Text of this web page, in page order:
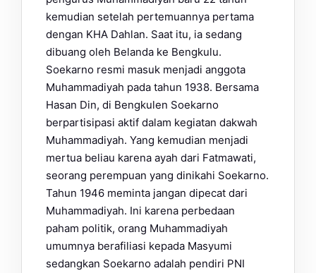
kemudian setelah pertemuannya pertama
dengan KHA Dahlan. Saat itu, ia sedang
dibuang oleh Belanda ke Bengkulu.
Soekarno resmi masuk menjadi anggota
Muhammadiyah pada tahun 1938. Bersama
Hasan Din, di Bengkulen Soekarno
berpartisipasi aktif dalam kegiatan dakwah
Muhammadiyah. Yang kemudian menjadi
mertua beliau karena ayah dari Fatmawati,
seorang perempuan yang dinikahi Soekarno.
Tahun 1946 meminta jangan dipecat dari
Muhammadiyah. Ini karena perbedaan
paham politik, orang Muhammadiyah
umumnya berafiliasi kepada Masyumi
sedangkan Soekarno adalah pendiri PNI